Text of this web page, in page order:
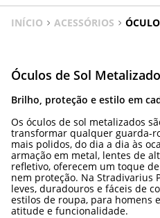
INÍCIO ACESSÓRIOS
Óculos de Sol
Brilho, proteção e estilo em
Os óculos de sol metalizados
transformar qualquer guarda-
mais polidos, do dia a dia às
armação em metal, lentes de
refletivo, oferecem um toque
nem proteção. Na Stradivarius
leves, duradouros e fáceis de
estilos de roupa, para homens
atitude e funcionalidade.